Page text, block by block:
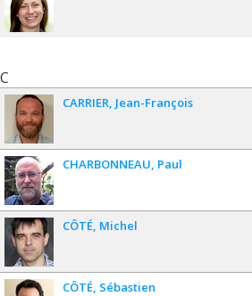
C
CARRIER Jean-François
CHARBONNEAU Paul
CÔTÉ Michel
CÔTÉ Sébastien